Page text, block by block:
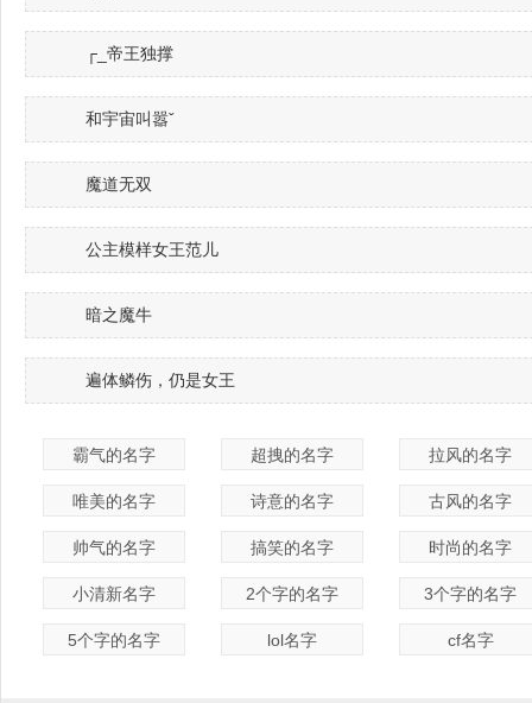
┌_帝王独撑
和宇宙叫嚣ˇ
魔道无双
公主模样女王范儿
暗之魔牛
遍体鳞伤，仍是女王
霸气的名字 超拽的名字 拉风的名字
唯美的名字 诗意的名字 古风的名字
帅气的名字 搞笑的名字 时尚的名字
小清新名字 2个字的名字 3个字的名字
5个字的名字 lol名字 cf名字